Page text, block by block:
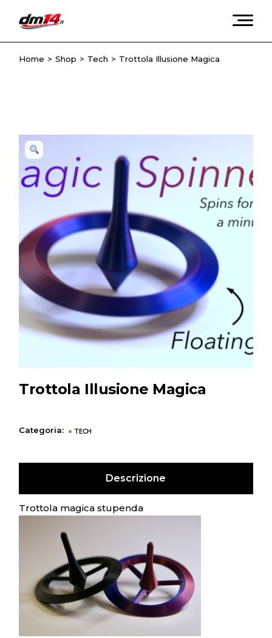
content
Home Shop Tech Trottola Illusione Magica
Trottola Illusione Magica
Categoria: TECH
Descrizione
Trottola magica stupenda